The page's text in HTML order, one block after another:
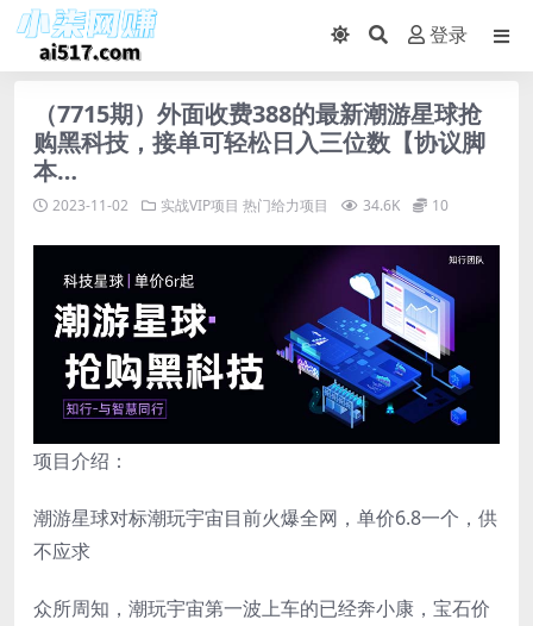
登录
（7715期）外面收费388的最新潮游星球抢
购黑科技，接单可轻松日入三位数【协议脚
本…
2023-11-02 实战VIP项目 热门给力项目 34.6K 10
项目介绍：
潮游星球对标潮玩宇宙目前火爆全网，单价6.8一个，供
不应求
众所周知，潮玩宇宙第一波上车的已经奔小康，宝石价